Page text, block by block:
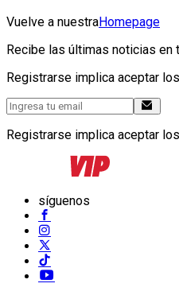
Vuelve a nuestraHomepage
Recibe las últimas noticias en
Registrarse implica aceptar los
Registrarse implica aceptar los
síguenos